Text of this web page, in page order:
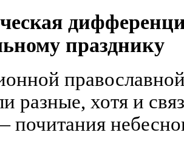
празднику
разные, хотя и
почитания